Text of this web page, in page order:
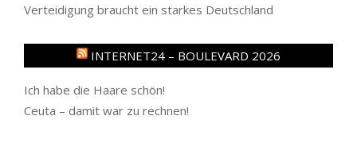
Verteidigung braucht ein starkes Deutschland
INTERNET24 – BOULEVARD 2026
Ich habe die Haare schön!
Ceuta – damit war zu rechnen!